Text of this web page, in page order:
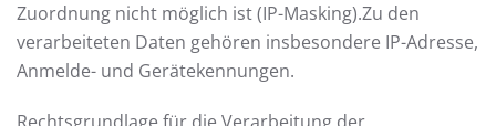
Zuordnung nicht möglich ist (IP-Masking).Zu den
verarbeiteten Daten gehören insbesondere IP-Adresse,
Anmelde- und Gerätekennungen.